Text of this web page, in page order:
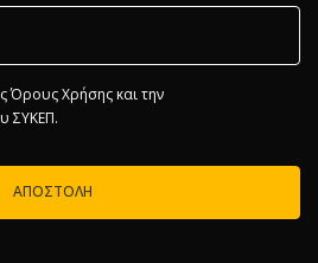
Όρους Χρήσης και την
ΣΥΚΕΠ.
ΑΠΟΣΤΟΛΉ